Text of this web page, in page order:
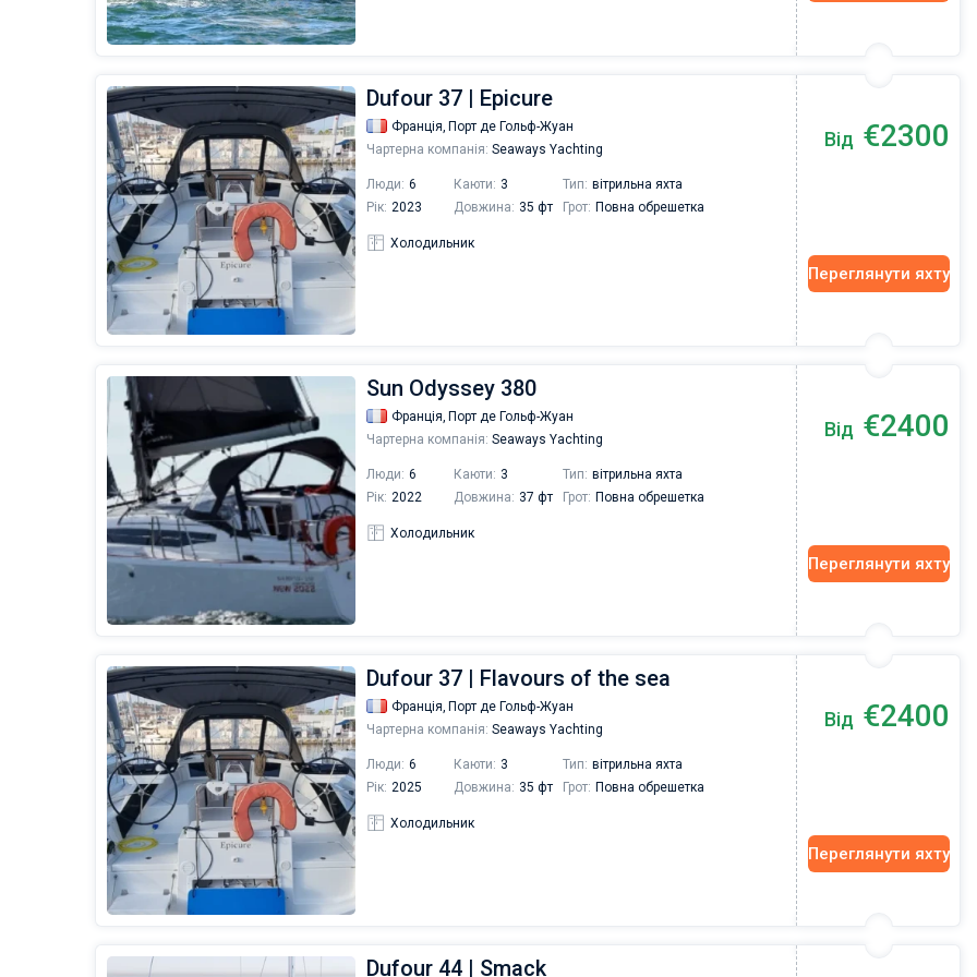
Dufour 37 | Epicure
Франція, Порт де Гольф-Жуан
Чартерна компанія: Seaways Yachting
Люди: 6 Каюти: 3 Тип: вітрильна яхта
Рік: 2023 Довжина: 35 фт Грот: Повна обрешетка
Холодильник
Від €2300
Переглянути яхту
Sun Odyssey 380
Франція, Порт де Гольф-Жуан
Чартерна компанія: Seaways Yachting
Люди: 6 Каюти: 3 Тип: вітрильна яхта
Рік: 2022 Довжина: 37 фт Грот: Повна обрешетка
Холодильник
Від €2400
Переглянути яхту
Dufour 37 | Flavours of the sea
Франція, Порт де Гольф-Жуан
Чартерна компанія: Seaways Yachting
Люди: 6 Каюти: 3 Тип: вітрильна яхта
Рік: 2025 Довжина: 35 фт Грот: Повна обрешетка
Холодильник
Від €2400
Переглянути яхту
Dufour 44 | Smack